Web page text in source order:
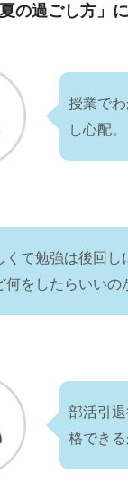
の過ごし方」に
授業で
し心配。
くて勉強は後回し
何をしたらいい
部活引
格でき